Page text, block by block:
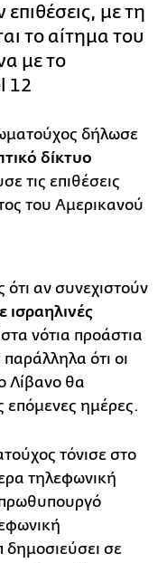
με τη
το αίτημα του
με το
12
δήλωσε
δίκτυο
τις επιθέσεις
του Αμερικανού
ότι αν συνεχιστούν
ισραηλινές
νότια προάστια
ότι οι
Λίβανο θα
επόμενες ημέρες.
τόνισε στο
τηλεφωνική
πρωθυπουργό
δημοσιεύσει σε